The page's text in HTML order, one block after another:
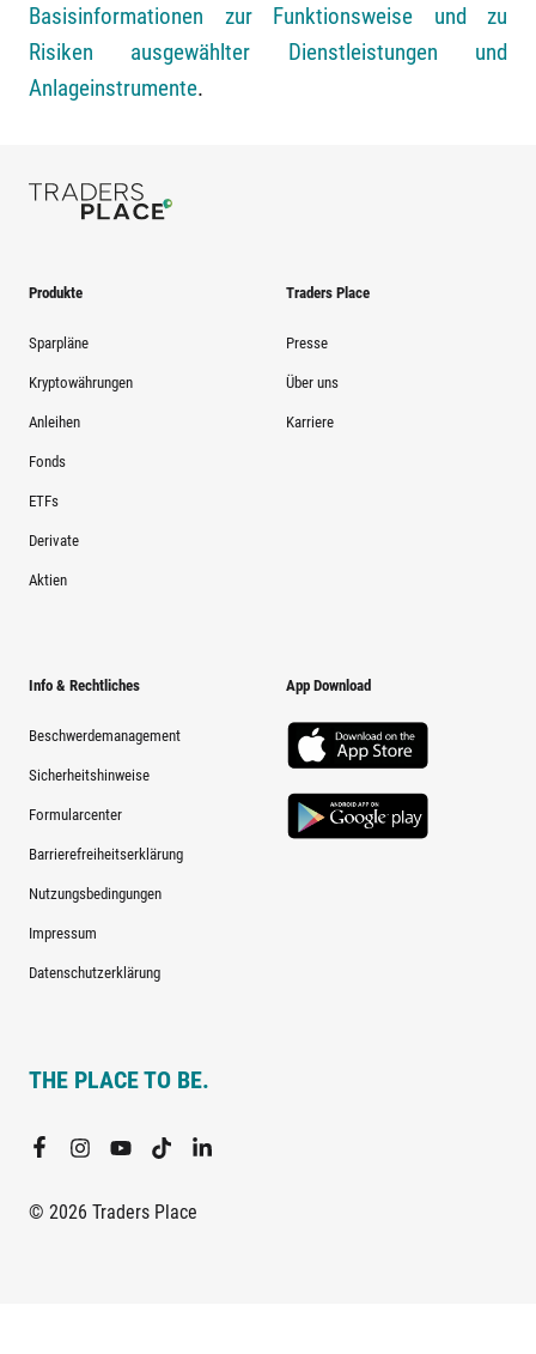
Basisinformationen zur Funktionsweise und zu
Risiken ausgewählter Dienstleistungen und
Anlageinstrumente.
Produkte
Sparpläne
Kryptowährungen
Anleihen
Fonds
ETFs
Derivate
Aktien
Traders Place
Presse
Über uns
Karriere
Info & Rechtliches
Beschwerdemanagement
Sicherheitshinweise
Formularcenter
Barrierefreiheitserklärung
Nutzungsbedingungen
Impressum
Datenschutzerklärung
App Download
THE PLACE TO BE.
© 2026 Traders Place